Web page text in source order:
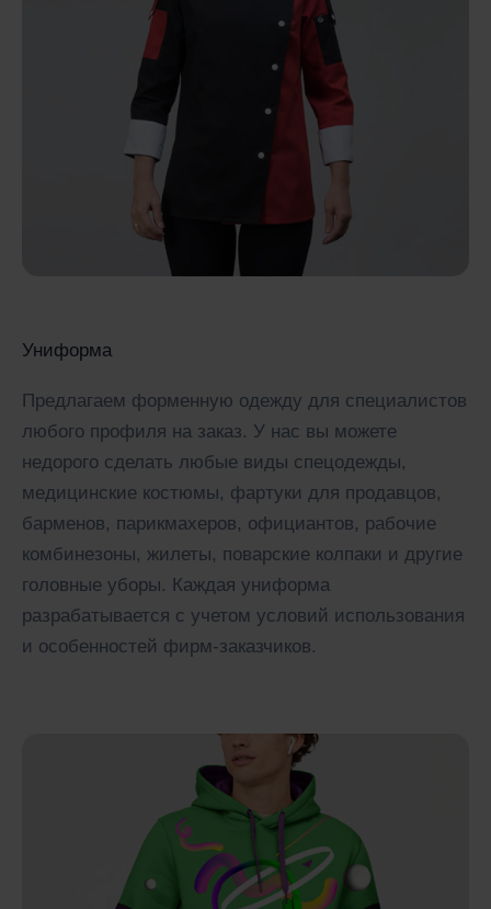
Униформа
Предлагаем форменную одежду для специалистов
любого профиля на заказ. У нас вы можете
недорого сделать любые виды спецодежды,
медицинские костюмы, фартуки для продавцов,
барменов, парикмахеров, официантов, рабочие
комбинезоны, жилеты, поварские колпаки и другие
головные уборы. Каждая униформа
разрабатывается с учетом условий использования
и особенностей фирм-заказчиков.